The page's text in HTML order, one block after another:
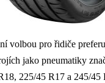
volbou pro řidiče
jako pneumatiky
225/45 R17 a 245/45